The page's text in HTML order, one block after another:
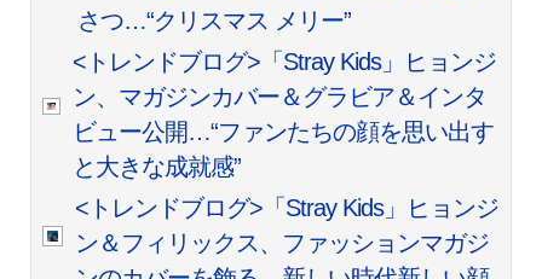
さつ…“クリスマス メリー”
<トレンドブログ>「Stray Kids」ヒョンジ
ン、マガジンカバー＆グラビア＆インタ
ビュー公開…“ファンたちの顔を思い出す
と大きな成就感”
<トレンドブログ>「Stray Kids」ヒョンジ
ン＆フィリックス、ファッションマガジ